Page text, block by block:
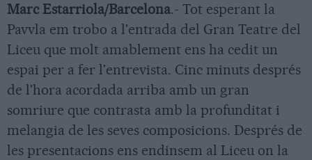
Marc Estarriola/Barcelona.- Tot esperant la
Pavvla em trobo a l'entrada del Gran Teatre del
Liceu que molt amablement ens ha cedit un
espai per a fer l'entrevista. Cinc minuts després
de l'hora acordada arriba amb un gran
somriure que contrasta amb la profunditat i
melangia de les seves composicions. Després de
les presentacions ens endinsem al Liceu on la